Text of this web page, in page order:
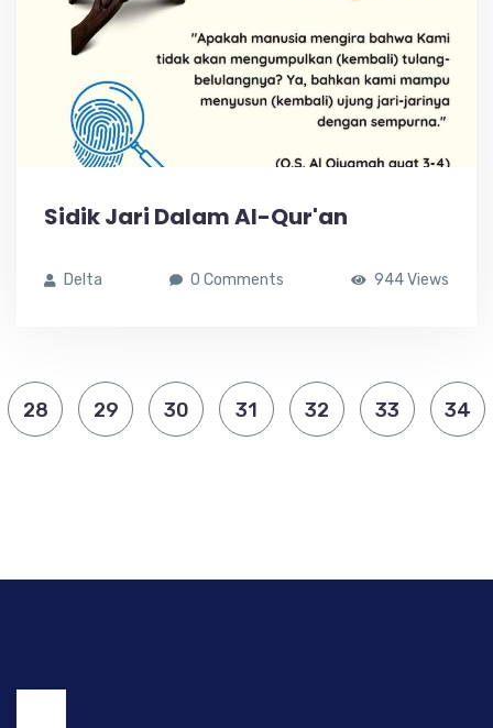
Sidik Jari Dalam Al-Qur'an
Delta 0 Comments 944 Views
28 29 30 31 32 33 34